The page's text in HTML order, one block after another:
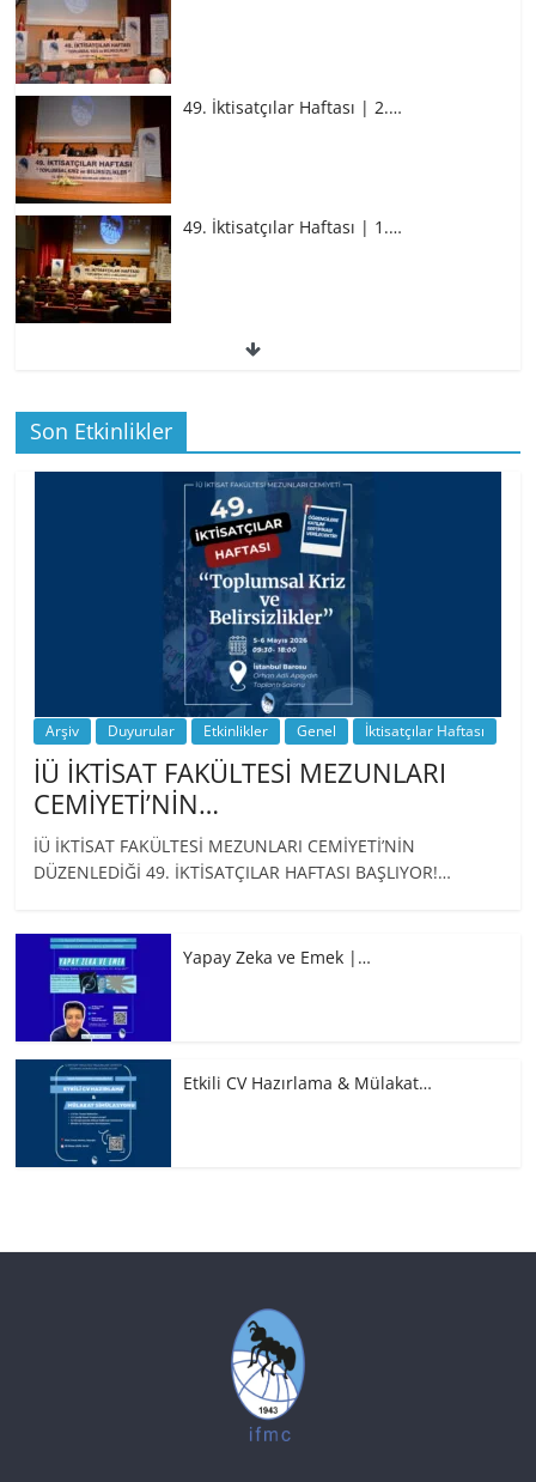
49. İktisatçılar Haftası | 2.…
49. İktisatçılar Haftası | 1.…
49. İktisatçılar Haftası | 1.…
BİZ İKTİSATLILAR: İÇİMİZDEN BİRİ PROF.
…
Son Etkinlikler
Arşiv Duyurular Etkinlikler Genel İktisatçılar Haftası
İÜ İKTİSAT FAKÜLTESİ MEZUNLARI
CEMİYETİ’NİN…
İÜ İKTİSAT FAKÜLTESİ MEZUNLARI CEMİYETİ’NİN
DÜZENLEDİĞİ 49. İKTİSATÇILAR HAFTASI BAŞLIYOR!…
Yapay Zeka ve Emek |…
Etkili CV Hazırlama & Mülakat…